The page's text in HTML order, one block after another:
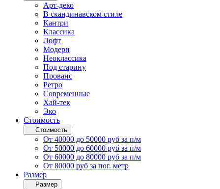
Арт-деко
В скандинавском стиле
Кантри
Классика
Лофт
Модерн
Неоклассика
Под старину
Прованс
Ретро
Современные
Хай-тек
Эко
Стоимость
Стоимость
От 40000 до 50000 руб за п/м
От 50000 до 60000 руб за п/м
От 60000 до 80000 руб за п/м
От 80000 руб за пог. метр
Размер
Размер